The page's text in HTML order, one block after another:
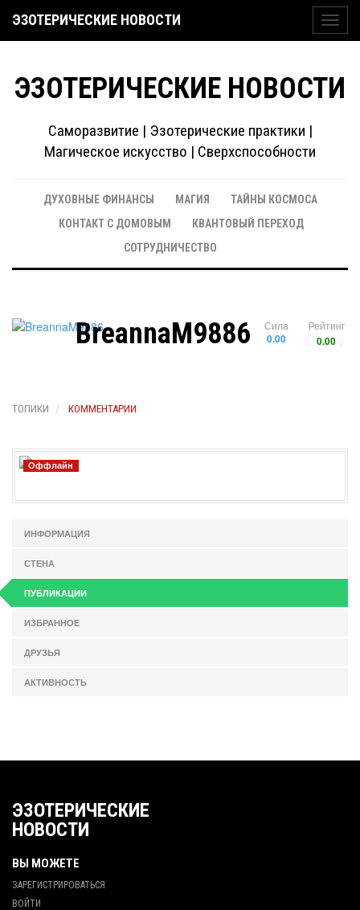
ЭЗОТЕРИЧЕСКИЕ НОВОСТИ
ЭЗОТЕРИЧЕСКИЕ НОВОСТИ
Саморазвитие | Эзотерические практики |
Магическое искусство | Сверхспособности
ДУХОВНЫЕ ФИНАНСЫ МАГИЯ
ТАЙНЫ КОСМОСА
КОНТАКТ С ДОМОВЫМ
КВАНТОВЫЙ ПЕРЕХОД
СОТРУДНИЧЕСТВО
Рейтинг
0.00
Сила
0.00
BreannaM9886
ТОПИКИ КОММЕНТАРИИ
Оффлайн
ИНФОРМАЦИЯ
СТЕНА
ПУБЛИКАЦИИ
ИЗБРАННОЕ
ДРУЗЬЯ
АКТИВНОСТЬ
ЭЗОТЕРИЧЕСКИЕ
НОВОСТИ
ВЫ МОЖЕТЕ
ЗАРЕГИСТРИРОВАТЬСЯ
ВОЙТИ